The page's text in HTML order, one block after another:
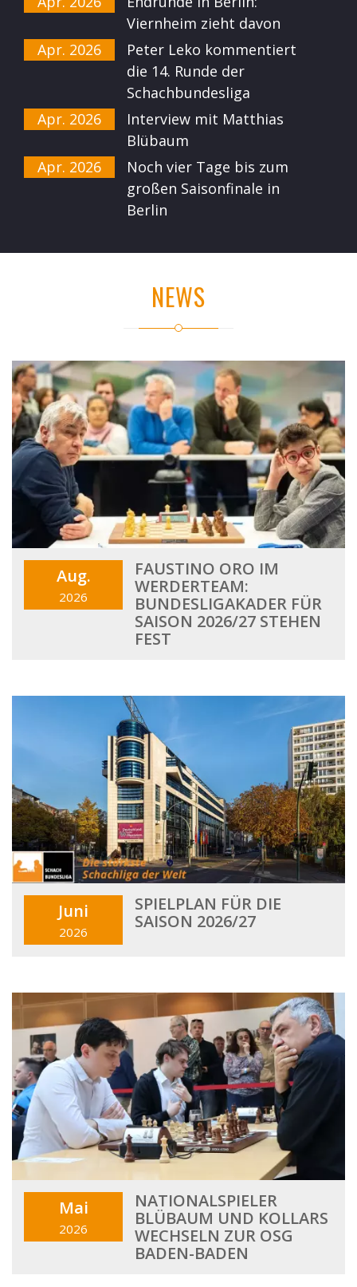
Viernheim zieht davon
Apr. 2026
Peter Leko kommentiert
die 14. Runde der
Schachbundesliga
Apr. 2026
Interview mit Matthias
Blübaum
Apr. 2026
Noch vier Tage bis zum
großen Saisonfinale in
Berlin
NEWS
Aug.
2026
FAUSTINO ORO IM
WERDERTEAM:
BUNDESLIGAKADER FÜR
SAISON 2026/27 STEHEN
FEST
Juni
2026
SPIELPLAN FÜR DIE
SAISON 2026/27
Mai
2026
NATIONALSPIELER
BLÜBAUM UND KOLLARS
WECHSELN ZUR OSG
BADEN-BADEN